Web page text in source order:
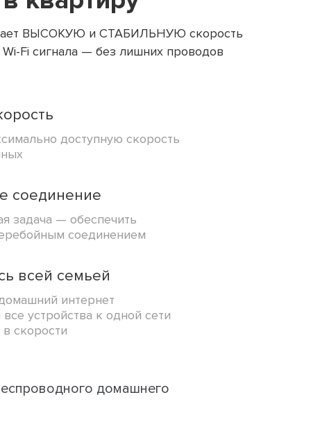
ВЫСОКУЮ и СТАБИЛЬНУЮ скорость
Fi сигнала — без лишних проводов
доступную скорость
соединение
задача — обеспечить
соединением
всей семьей
интернет
устройства к одной сети
скорости
домашнего